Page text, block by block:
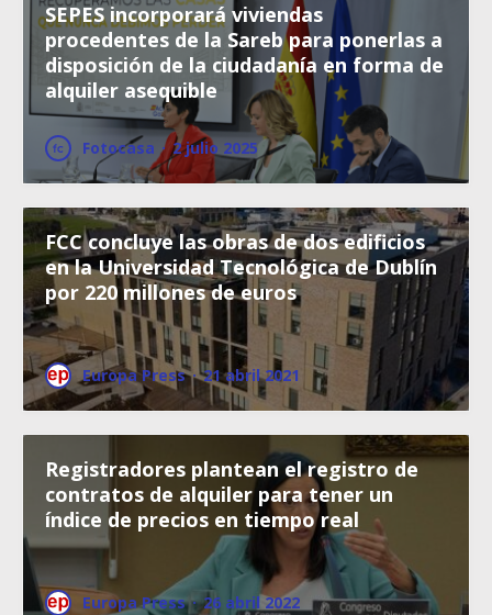
SEPES incorporará viviendas
procedentes de la Sareb para ponerlas a
disposición de la ciudadanía en forma de
alquiler asequible
Fotocasa · 2 julio 2025
FCC concluye las obras de dos edificios
en la Universidad Tecnológica de Dublín
por 220 millones de euros
Europa Press · 21 abril 2021
Registradores plantean el registro de
contratos de alquiler para tener un
índice de precios en tiempo real
Europa Press · 26 abril 2022